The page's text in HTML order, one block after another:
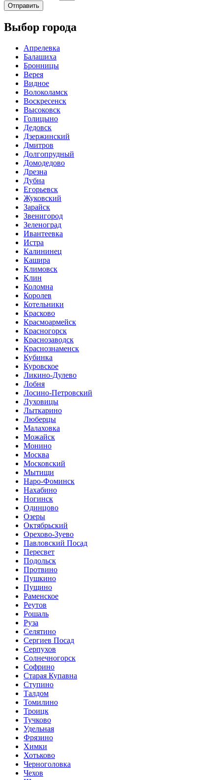
Отправить
Выбор города
Апрелевка
Балашиха
Бронницы
Верея
Видное
Волоколамск
Воскресенск
Высоковск
Голицыно
Дедовск
Дзержинский
Дмитров
Долгопрудный
Домодедово
Дрезна
Дубна
Егорьевск
Жуковский
Зарайск
Звенигород
Зеленоград
Ивантеевка
Истра
Калининец
Кашира
Климовск
Клин
Коломна
Королев
Котельники
Красково
Красмоармейск
Красногорск
Краснозаводск
Краснознаменск
Кубинка
Куровское
Ликино-Дулево
Лобня
Лосино-Петровский
Луховицы
Лыткарино
Люберцы
Малаховка
Можайск
Монино
Москва
Московский
Мытищи
Наро-Фоминск
Нахабино
Ногинск
Одинцово
Озеры
Октябрьский
Орехово-Зуево
Павловский Посад
Пересвет
Подольск
Протвино
Пушкино
Пущино
Раменское
Реутов
Рошаль
Руза
Селятино
Сергиев Посад
Серпухов
Солнечногорск
Софрино
Старая Купавна
Ступино
Талдом
Томилино
Троицк
Тучково
Удельная
Фрязино
Химки
Хотьково
Черноголовка
Чехов